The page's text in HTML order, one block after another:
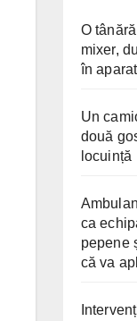
O
mixer,
în aparat
Un
două
locuință
ca
pepene
că va